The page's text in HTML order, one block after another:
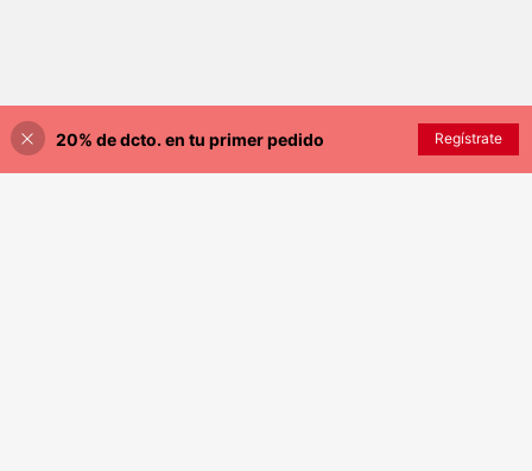
AÑADIR A LA BOLSA
20% de dcto. en tu primer pedido Regístrate